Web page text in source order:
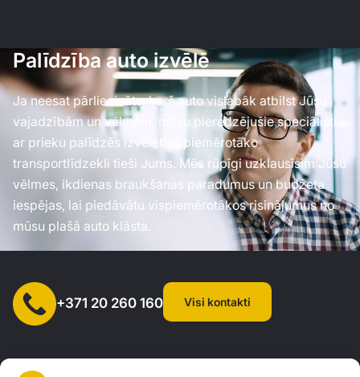
Palīdzība auto izvēlē
Ja neesat pārliecināts, kurš auto vislabāk atbilst Jūsu
vajadzībām un vēlmēm, mūsu pieredzējušie speciālisti
ar prieku palīdzēs izvēlēties piemērotāko
transportlīdzekli tieši Jums. Mēs rūpīgi uzklausīsim Jūsu
vēlmes, ikdienas braukšanas paradumus un budžeta
iespējas, lai piedāvātu vispiemērotākos risinājumus no
mūsu plašā auto klāsta.
+371 20 260 160 Visi kontakti